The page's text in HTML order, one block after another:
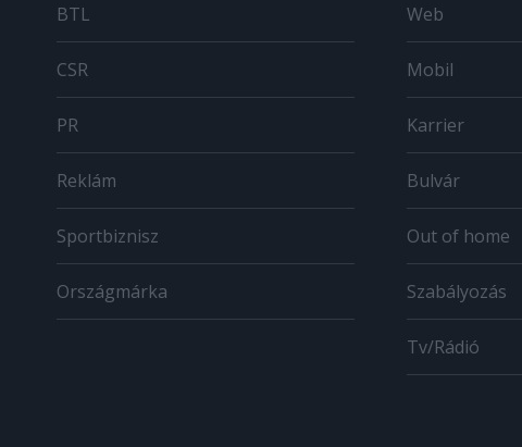
BTL
CSR
PR
Reklám
Sportbiznisz
Országmárka
Web
Mobil
Karrier
Bulvár
Out of home
Szabályozás
Tv/Rádió